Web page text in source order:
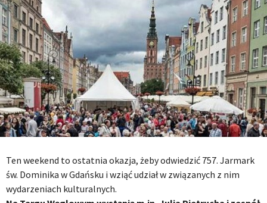
Ten weekend to ostatnia okazja, żeby odwiedzić 757. Jarmark
św. Dominika w Gdańsku i wziąć udział w związanych z nim
wydarzeniach kulturalnych.